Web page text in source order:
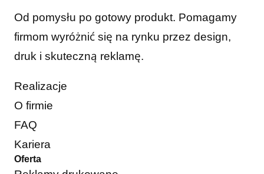
Od pomysłu po gotowy produkt. Pomagamy
firmom wyróżnić się na rynku przez design,
druk i skuteczną reklamę.
Realizacje
O firmie
FAQ
Kariera
Oferta